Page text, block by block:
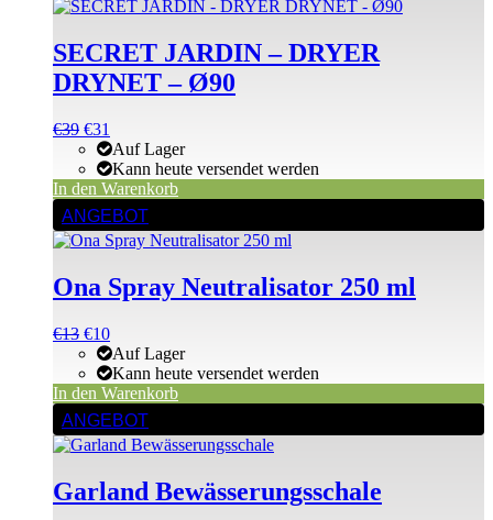
SECRET JARDIN – DRYER
DRYNET – Ø90
Ursprünglicher
Preis
war:
€39
€39Aktueller
Preis
ist:
€39.
€31
Auf Lager
Kann heute versendet werden
In den Warenkorb
ANGEBOT
Ona Spray Neutralisator 250 ml
Ursprünglicher
Preis
war:
€13
€13Aktueller
Preis
ist:
€13.
€10
Auf Lager
Kann heute versendet werden
In den Warenkorb
ANGEBOT
Garland Bewässerungsschale
Dieses
Produkt
weist
Varianten
auf.